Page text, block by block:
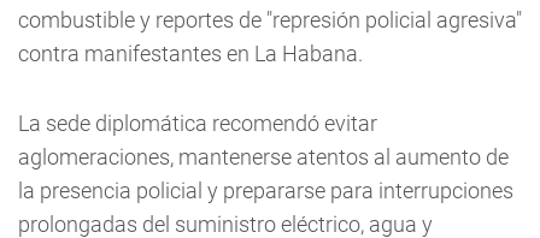
combustible y reportes de "represión policial agresiva"
contra manifestantes en La Habana.
La sede diplomática recomendó evitar
aglomeraciones, mantenerse atentos al aumento de
la presencia policial y prepararse para interrupciones
prolongadas del suministro eléctrico, agua y